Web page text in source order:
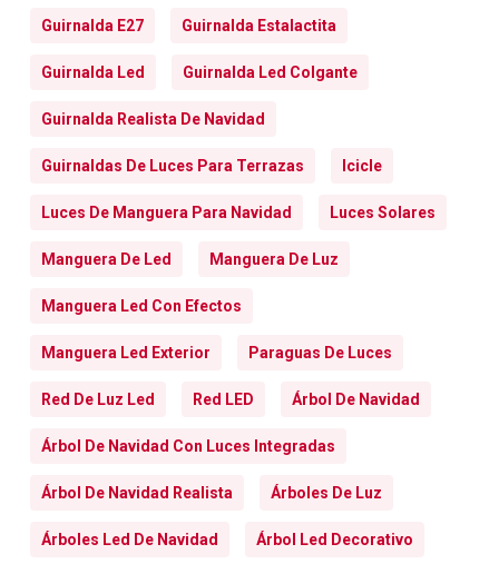
Guirnalda E27 Guirnalda Estalactita
Guirnalda Led Guirnalda Led Colgante
Guirnalda Realista De Navidad
Guirnaldas De Luces Para Terrazas Icicle
Luces De Manguera Para Navidad Luces Solares
Manguera De Led Manguera De Luz
Manguera Led Con Efectos
Manguera Led Exterior Paraguas De Luces
Red De Luz Led Red LED Árbol De Navidad
Árbol De Navidad Con Luces Integradas
Árbol De Navidad Realista Árboles De Luz
Árboles Led De Navidad Árbol Led Decorativo